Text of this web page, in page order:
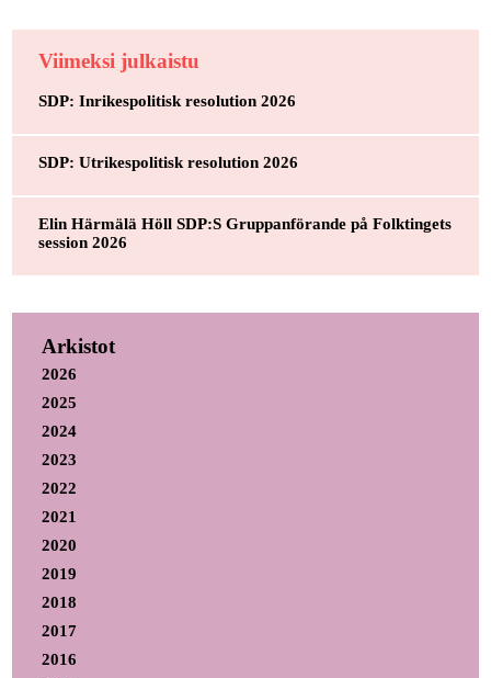
Viimeksi julkaistu
SDP: Inrikespolitisk resolution 2026
SDP: Utrikespolitisk resolution 2026
Elin Härmälä Höll SDP:S Gruppanförande på Folktingets
session 2026
Arkistot
2026
2025
2024
2023
2022
2021
2020
2019
2018
2017
2016